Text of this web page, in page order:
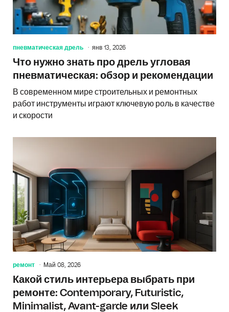
пневматическая дрель янв 13, 2026
Что нужно знать про дрель угловая
пневматическая: обзор и рекомендации
В современном мире строительных и ремонтных
работ инструменты играют ключевую роль в качестве
и скорости
ремонт Май 08, 2026
Какой стиль интерьера выбрать при
ремонте: Contemporary, Futuristic,
Minimalist, Avant-garde или Sleek